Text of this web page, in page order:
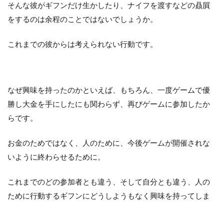
そんな彼がギフンだけ生かしたり、ナイフを渡すなどの贔屓
をするのは余程のことではないでしょうか。
これまでの彼からは考えられない行動です。
なぜ興味を持ったのかといえば、もちろん、一度ゲームで優
勝し大金を手にしたにも関わらず、再びゲームに参加したか
らです。
お金のためではなく、人のために、今後ゲームが開催されな
いように終わらせるために。
これまでのどの参加者とも違う、そして自分とも違う、人の
ために行動するギフンにどうしようもなく興味を持ってしま